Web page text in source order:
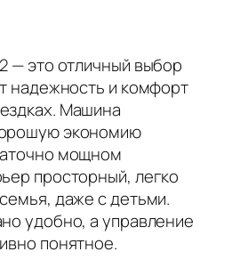
— это отличный выбор
надежность и комфорт
Машина
экономию
мощном
просторный, легко
даже с детьми.
удобно, а управление
понятное.